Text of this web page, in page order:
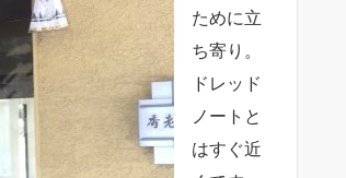
ために立
ち寄り。
ドレッド
ノートと
はすぐ近